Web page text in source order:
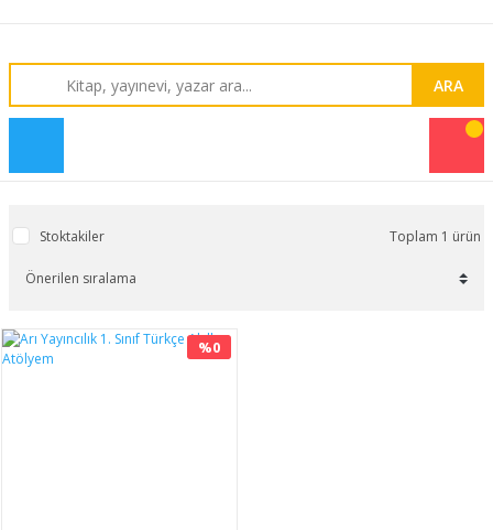
ARA
Stoktakiler Toplam 1 ürün
%0